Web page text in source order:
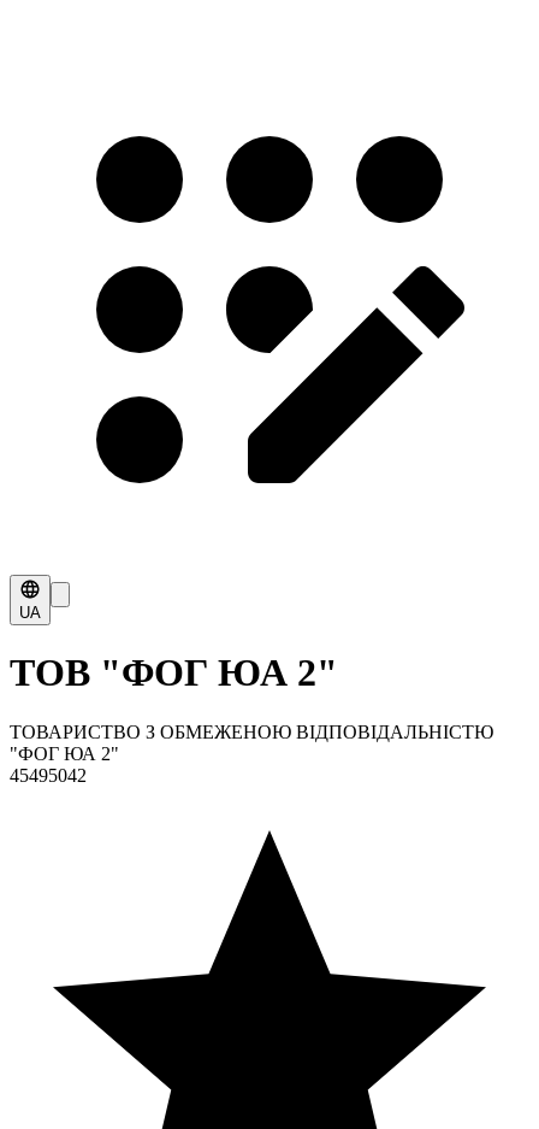
UA
ТОВ "ФОГ ЮА 2"
ТОВАРИСТВО З ОБМЕЖЕНОЮ ВІДПОВІДАЛЬНІСТЮ
"ФОГ ЮА 2"
45495042